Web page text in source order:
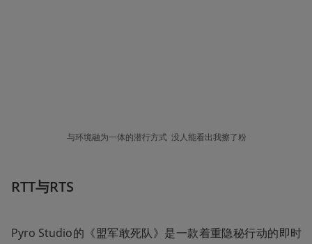
与环境融为一体的潜行方式  没人能看出我擦了粉
RTT与RTS
Pyro Studio的《盟军敢死队》是一款着重隐秘行动的即时